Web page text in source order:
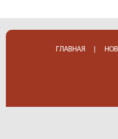
ГЛАВНАЯ |